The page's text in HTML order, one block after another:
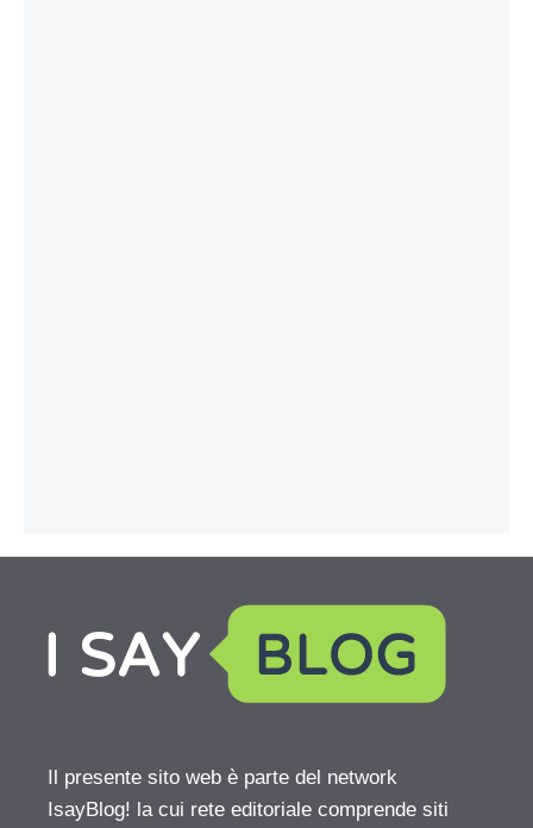
Il presente sito web è parte del network
IsayBlog! la cui rete editoriale comprende siti